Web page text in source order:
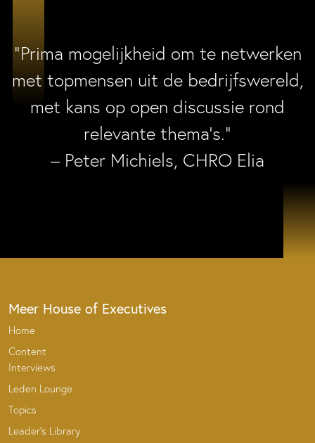
“Prima mogelijkheid om te netwerken
met topmensen uit de bedrijfswereld,
met kans op open discussie rond
relevante thema’s.”
– Peter Michiels, CHRO Elia
Meer House of Executives
Home
Content
Interviews
Leden Lounge
Topics
Leader’s Library